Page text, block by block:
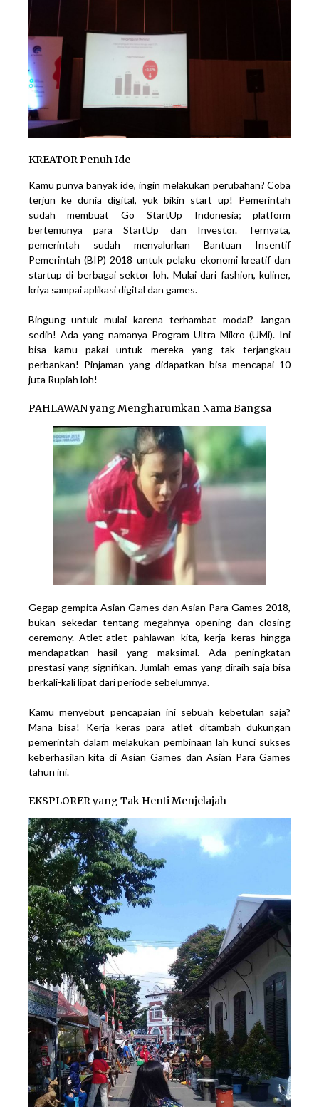
KREATOR Penuh Ide
Kamu punya banyak ide, ingin melakukan perubahan? Coba
terjun ke dunia digital, yuk bikin start up! Pemerintah
sudah membuat Go StartUp Indonesia; platform
bertemunya para StartUp dan Investor. Ternyata,
pemerintah sudah menyalurkan Bantuan Insentif
Pemerintah (BIP) 2018 untuk pelaku ekonomi kreatif dan
startup di berbagai sektor loh. Mulai dari fashion, kuliner,
kriya sampai aplikasi digital dan games.
Bingung untuk mulai karena terhambat modal? Jangan
sedih! Ada yang namanya Program Ultra Mikro (UMi). Ini
bisa kamu pakai untuk mereka yang tak terjangkau
perbankan! Pinjaman yang didapatkan bisa mencapai 10
juta Rupiah loh!
PAHLAWAN yang Mengharumkan Nama Bangsa
Gegap gempita Asian Games dan Asian Para Games 2018,
bukan sekedar tentang megahnya opening dan closing
ceremony. Atlet-atlet pahlawan kita, kerja keras hingga
mendapatkan hasil yang maksimal. Ada peningkatan
prestasi yang signifikan. Jumlah emas yang diraih saja bisa
berkali-kali lipat dari periode sebelumnya.
Kamu menyebut pencapaian ini sebuah kebetulan saja?
Mana bisa! Kerja keras para atlet ditambah dukungan
pemerintah dalam melakukan pembinaan lah kunci sukses
keberhasilan kita di Asian Games dan Asian Para Games
tahun ini.
EKSPLORER yang Tak Henti Menjelajah